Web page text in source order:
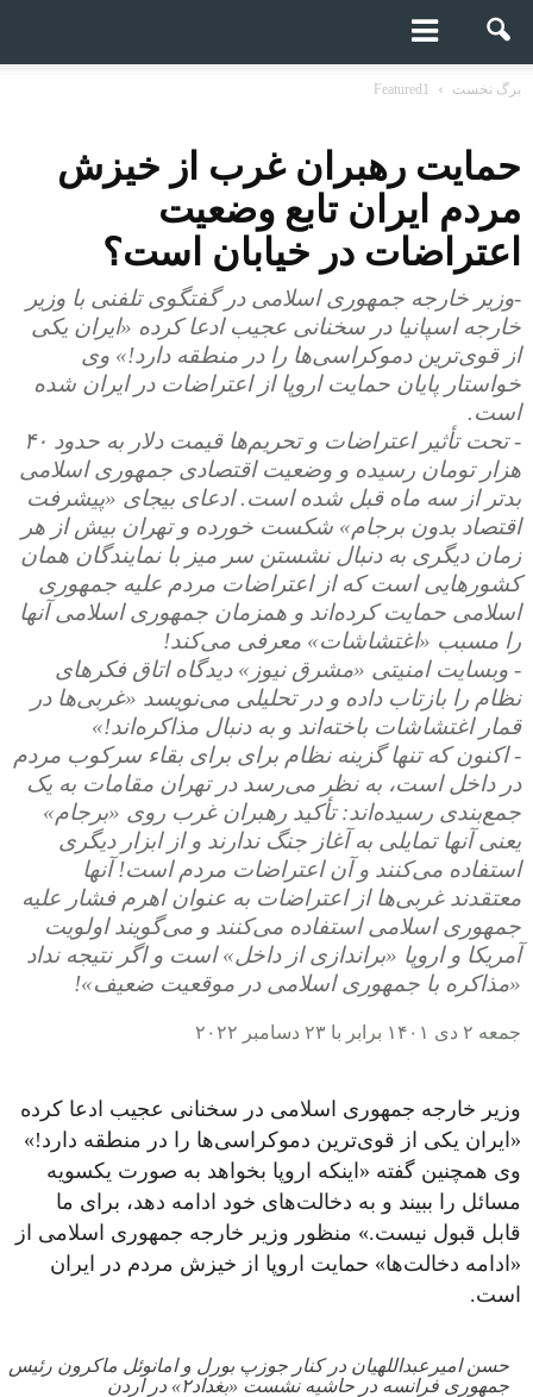
برگ نخست Featured1
حمایت رهبران غرب از خیزش
مردم ایران تابع وضعیت
اعتراضات در خیابان است؟
-وزیر خارجه جمهوری اسلامی در گفتگوی تلفنی با وزیر
خارجه اسپانیا در سخنانی عجیب ادعا کرده «ایران یکی
از قوی‌ترین دموکراسی‌ها را در منطقه دارد!» وی
خواستار پایان حمایت اروپا از اعتراضات در ایران شده
است.
- تحت تأثیر اعتراضات و تحریم‌ها قیمت دلار به حدود ۴۰
هزار تومان رسیده و وضعیت اقتصادی جمهوری اسلامی
بدتر از سه ماه قبل شده است. ادعای بیجای «پیشرفت
اقتصاد بدون برجام» شکست خورده و تهران بیش از هر
زمان دیگری به دنبال نشستن سر میز با نمایندگان همان
کشورهایی است که از اعتراضات مردم علیه جمهوری
اسلامی حمایت کرده‌اند و همزمان جمهوری اسلامی آنها
را مسبب «اغتشاشات» معرفی می‌کند!
- وبسایت امنیتی «مشرق نیوز» دیدگاه اتاق‌ فکرهای
نظام را بازتاب داده و در تحلیلی می‌نویسد «غربی‌ها در
قمار اغتشاشات باخته‌اند و به دنبال مذاکره‌اند!»
- اکنون که تنها گزینه نظام برای برای بقاء سرکوب مردم
در داخل است، به نظر می‌رسد در تهران مقامات به یک
جمع‌بندی رسیده‌اند: تأکید رهبران غرب روی «برجام»
یعنی آنها تمایلی به آغاز جنگ ندارند و از ابزار دیگری
استفاده می‌کنند و آن اعتراضات مردم است! آنها
معتقدند غربی‌ها از اعتراضات به عنوان اهرم فشار علیه
جمهوری اسلامی استفاده می‌کنند و می‌گویند اولویت‌
آمریکا و اروپا «براندازی از داخل» است و اگر نتیجه نداد
«مذاکره با جمهوری اسلامی در موقعیت ضعیف»!
جمعه ۲ دی ۱۴۰۱ برابر با ۲۳ دسامبر ۲۰۲۲
وزیر خارجه جمهوری اسلامی در سخنانی عجیب ادعا کرده
«ایران یکی از قوی‌ترین دموکراسی‌ها را در منطقه دارد!»
وی همچنین گفته «اینکه اروپا بخواهد به صورت یکسویه
مسائل را ببیند و به دخالت‌های خود ادامه دهد، برای ما
قابل قبول نیست.» منظور وزیر خارجه جمهوری اسلامی از
«ادامه دخالت‌ها» حمایت اروپا از خیزش مردم در ایران
است.
حسن امیرعبداللهیان در کنار جوزپ بورل و امانوئل ماکرون رئیس
جمهوری فرانسه در حاشیه نشست «بغداد۲» در اردن